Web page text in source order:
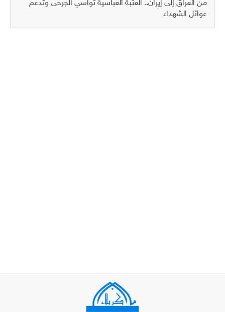
من العراق إلى إيران.. العتبة العباسية تواسي الجرحى وتدعم
عوائل الشهداء